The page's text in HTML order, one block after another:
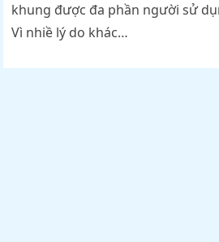
khung được đa phần người sử
Vì nhiề lý do khác…